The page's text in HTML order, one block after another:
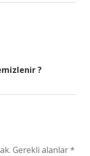
?
Gerekli alanlar*